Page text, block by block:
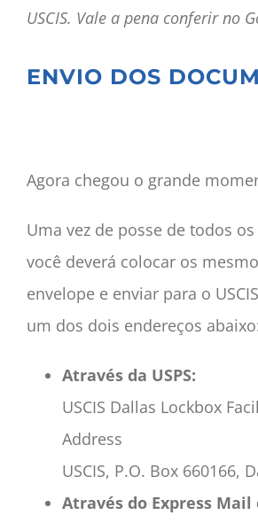
USCIS. Vale a pena conferir no
ENVIO DOS
Agora chegou o grande
Uma vez de posse de todos
você deverá colocar os
envelope e enviar para o
um dos dois endereços
Através da USPS:
USCIS Dallas Lockbox
Address
USCIS, P.O. Box 660166,
Através do Express Mail